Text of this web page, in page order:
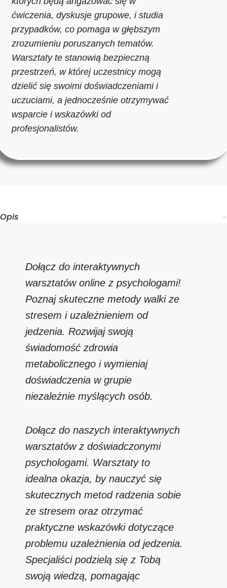
ćwiczenia, dyskusje grupowe, i studia
przypadków, co pomaga w głębszym
zrozumieniu poruszanych tematów.
Warsztaty te stanowią bezpieczną
przestrzeń, w której uczestnicy mogą
dzielić się swoimi doświadczeniami i
uczuciami, a jednocześnie otrzymywać
wsparcie i wskazówki od
profesjonalistów.
Opis
Dołącz do interaktywnych
warsztatów online z psychologami!
Poznaj skuteczne metody walki ze
stresem i uzależnieniem od
jedzenia. Rozwijaj swoją
świadomość zdrowia
metabolicznego i wymieniaj
doświadczenia w grupie
niezależnie myślących osób.
Dołącz do naszych interaktywnych
warsztatów z doświadczonymi
psychologami. Warsztaty to
idealna okazja, by nauczyć się
skutecznych metod radzenia sobie
ze stresem oraz otrzymać
praktyczne wskazówki dotyczące
problemu uzależnienia od jedzenia.
Specjaliści podzielą się z Tobą
swoją wiedzą, pomagając